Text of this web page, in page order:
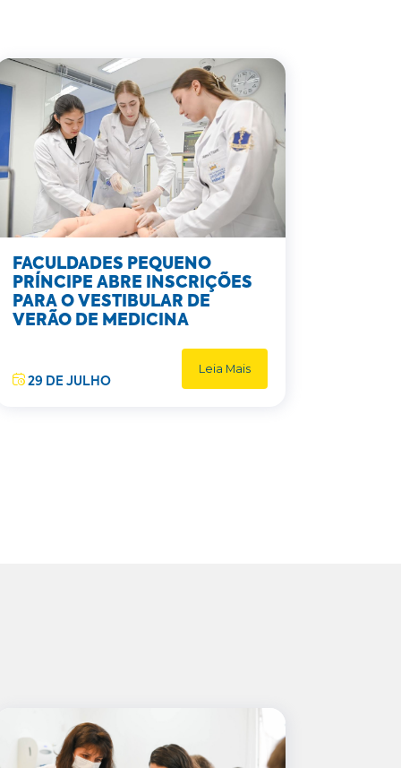
FACULDADES PEQUENO
PRÍNCIPE ABRE INSCRIÇÕES
PARA O VESTIBULAR DE
VERÃO DE MEDICINA
29 DE JULHO
Leia Mais